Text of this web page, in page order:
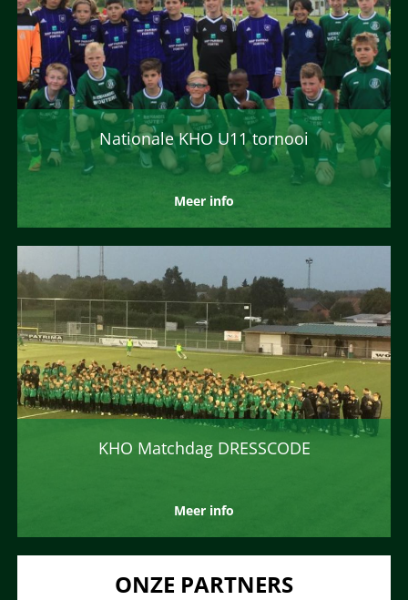
Nationale KHO U11 tornooi
Meer info
KHO Matchdag DRESSCODE
Meer info
ONZE PARTNERS